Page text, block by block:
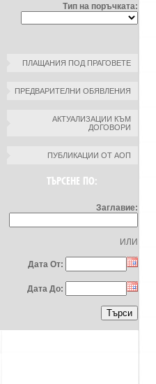
Тип на поръчката:
ПЛАЩАНИЯ ПОД ПРАГОВЕТЕ
ПРЕДВАРИТЕЛНИ ОБЯВЛЕНИЯ
АКТУАЛИЗАЦИИ КЪМ
ДОГОВОРИ
ПУБЛИКАЦИИ ОТ АОП
ТЪРСЕНЕ ПО:
Заглавие:
ИЛИ
Дата От:
Дата До: